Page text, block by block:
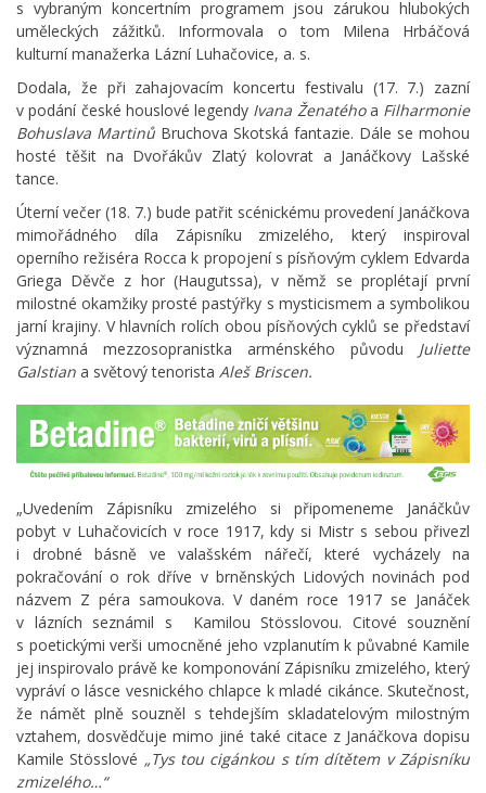
s vybraným koncertním programem jsou zárukou hlubokých
uměleckých zážitků. Informovala o tom Milena Hrbáčová
kulturní manažerka Lázní Luhačovice, a. s.
Dodala, že při zahajovacím koncertu festivalu (17. 7.) zazní
v podání české houslové legendy Ivana Ženatéhoa Filharmonie
Bohuslava Martinů Bruchova Skotská fantazie. Dále se mohou
hosté těšit na Dvořákův Zlatý kolovrat a Janáčkovy Lašské
tance.
Úterní večer (18. 7.) bude patřit scénickému provedení Janáčkova
mimořádného díla Zápisníku zmizelého, který inspiroval
operního režiséra Rocca k propojení s písňovým cyklem Edvarda
Griega Děvče z hor (Haugutssa), v němž se proplétají první
milostné okamžiky prosté pastýřky s mysticismem a symbolikou
jarní krajiny. V hlavních rolích obou písňových cyklů se představí
významná mezzosopranistka arménského původu Juliette
Galstian a světový tenorista Aleš Briscen.
„Uvedením Zápisníku zmizelého si připomeneme Janáčkův
pobyt v Luhačovicích v roce 1917, kdy si Mistr s sebou přivezl
i drobné básně ve valašském nářečí, které vycházely na
pokračování o rok dříve v brněnských Lidových novinách pod
názvem Z péra samoukova. V daném roce 1917 se Janáček
v lázních seznámil s Kamilou Stösslovou. Citové souznění
s poetickými verši umocněné jeho vzplanutím k půvabné Kamile
jej inspirovalo právě ke komponování Zápisníku zmizelého, který
vypráví o lásce vesnického chlapce k mladé cikánce. Skutečnost,
že námět plně souzněl s tehdejším skladatelovým milostným
vztahem, dosvědčuje mimo jiné také citace z Janáčkova dopisu
Kamile Stösslové „Tys tou cigánkou s tím dítětem v Zápisníku
zmizelého…“